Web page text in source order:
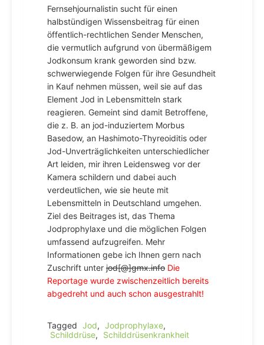
Fernsehjournalistin sucht für einen
halbstündigen Wissensbeitrag für einen
öffentlich-rechtlichen Sender Menschen,
die vermutlich aufgrund von übermäßigem
Jodkonsum krank geworden sind bzw.
schwerwiegende Folgen für ihre Gesundheit
in Kauf nehmen müssen, weil sie auf das
Element Jod in Lebensmitteln stark
reagieren. Gemeint sind damit Betroffene,
die z. B. an jod-induziertem Morbus
Basedow, an Hashimoto-Thyreoiditis oder
Jod-Unverträglichkeiten unterschiedlicher
Art leiden, mir ihren Leidensweg vor der
Kamera schildern und dabei auch
verdeutlichen, wie sie heute mit
Lebensmitteln in Deutschland umgehen.
Ziel des Beitrages ist, das Thema
Jodprophylaxe und die möglichen Folgen
umfassend aufzugreifen. Mehr
Informationen gebe ich Ihnen gern nach
Zuschrift unter jod[@]gmx.info Die
Reportage wurde zwischenzeitlich bereits
abgedreht und auch schon ausgestrahlt!
Tagged Jod, Jodprophylaxe,
Schilddrüse, Schilddrüsenkrankheit